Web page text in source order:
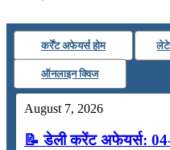
Menu Menu
कर्रेंट अफेयर्स होम
ऑनलाइन क्विज
August 7, 2026
📝 डेली करेंट अफेयर्स: